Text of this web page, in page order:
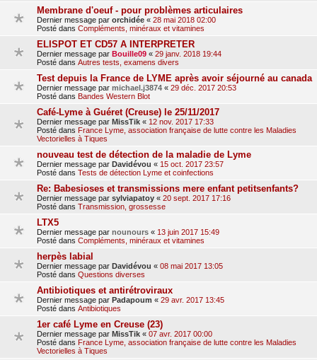
Membrane d'oeuf - pour problèmes articulaires
Dernier message par orchidée « 28 mai 2018 02:00
Posté dans Compléments, minéraux et vitamines
ELISPOT ET CD57 A INTERPRETER
Dernier message par Bouille09 « 29 janv. 2018 19:44
Posté dans Autres tests, examens divers
Test depuis la France de LYME après avoir séjourné au canada
Dernier message par michael.j3874 « 29 déc. 2017 20:53
Posté dans Bandes Western Blot
Café-Lyme à Guéret (Creuse) le 25/11/2017
Dernier message par MissTik « 12 nov. 2017 17:33
Posté dans France Lyme, association française de lutte contre les Maladies
Vectorielles à Tiques
nouveau test de détection de la maladie de Lyme
Dernier message par Davidévou « 15 oct. 2017 23:57
Posté dans Tests de détection Lyme et coinfections
Re: Babesioses et transmissions mere enfant petitsenfants?
Dernier message par sylviapatoy « 20 sept. 2017 17:16
Posté dans Transmission, grossesse
LTX5
Dernier message par nounours « 13 juin 2017 15:49
Posté dans Compléments, minéraux et vitamines
herpès labial
Dernier message par Davidévou « 08 mai 2017 13:05
Posté dans Questions diverses
Antibiotiques et antirétroviraux
Dernier message par Padapoum « 29 avr. 2017 13:45
Posté dans Antibiotiques
1er café Lyme en Creuse (23)
Dernier message par MissTik « 07 avr. 2017 00:00
Posté dans France Lyme, association française de lutte contre les Maladies
Vectorielles à Tiques